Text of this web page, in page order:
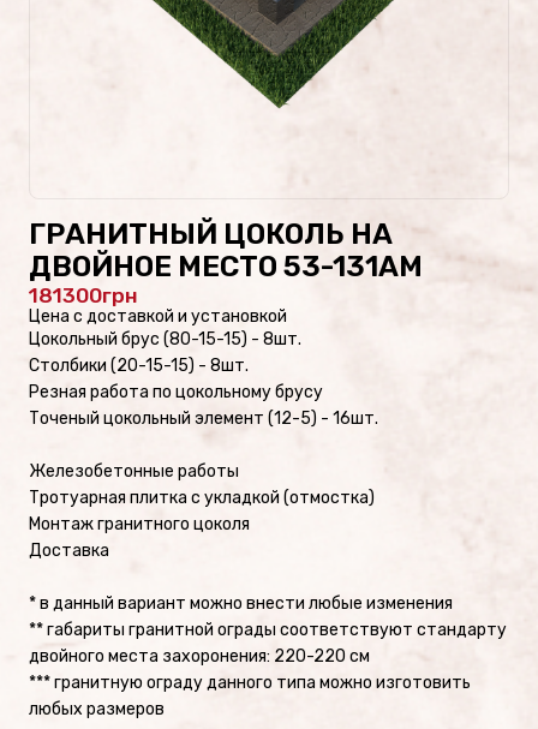
Скульптуры из стекла/
Памятники из стекла
ФОТОКАТАЛОГ
Памятники военным
Памятники №2
Цоколя
ГРАНИТНЫЙ ЦОКОЛЬ НА
ДВОЙНОЕ МЕСТО 53-131AM
181300
Цена с доставкой и установкой
Цокольный брус (80-15-15) - 8шт.
Столбики (20-15-15) - 8шт.
Резная работа по цокольному брусу
Точеный цокольный элемент (12-5) - 16шт.
Железобетонные работы
Тротуарная плитка с укладкой (отмостка)
Монтаж гранитного цоколя
Доставка
* в данный вариант можно внести любые изменения
** габариты гранитной ограды соответствуют стандарту
двойного места захоронения: 220-220 см
*** гранитную ограду данного типа можно изготовить
любых размеров